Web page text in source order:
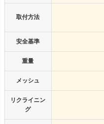
取付方法
安全基準
重量
メッシュ
リクライニン
グ